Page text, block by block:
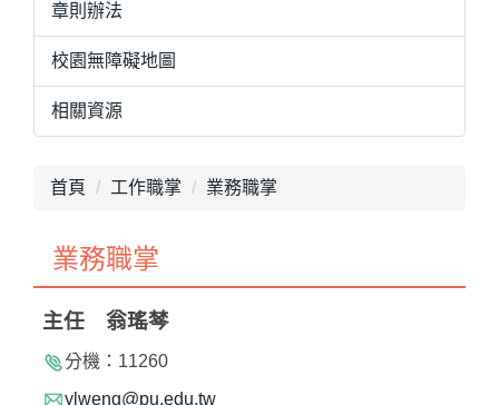
章則辦法
校園無障礙地圖
相關資源
首頁 工作職掌 業務職掌
業務職掌
主任 翁瑤棽
分機：11260
ylweng@pu.edu.tw